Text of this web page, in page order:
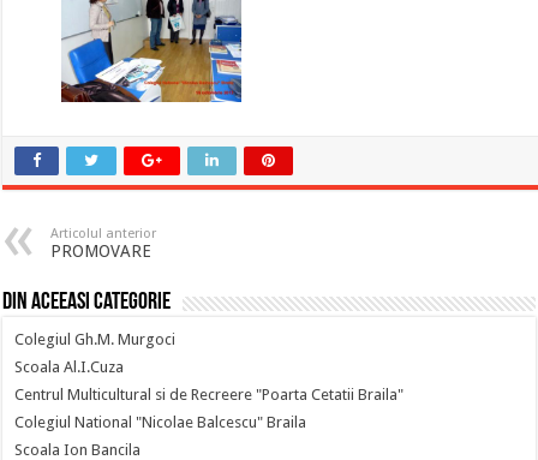
Articolul anterior
PROMOVARE
Din aceeasi categorie
Colegiul Gh.M. Murgoci
Scoala Al.I.Cuza
Centrul Multicultural si de Recreere "Poarta Cetatii Braila"
Colegiul National "Nicolae Balcescu" Braila
Scoala Ion Bancila